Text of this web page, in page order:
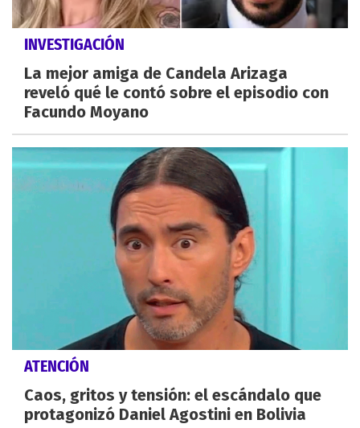
INVESTIGACIÓN
La mejor amiga de Candela Arizaga
reveló qué le contó sobre el episodio con
Facundo Moyano
ATENCIÓN
Caos, gritos y tensión: el escándalo que
protagonizó Daniel Agostini en Bolivia